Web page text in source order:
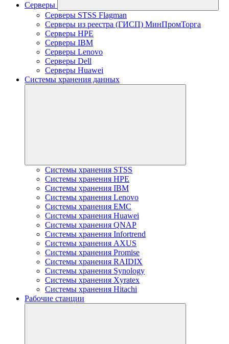
Серверы
Серверы STSS Flagman
Серверы из реестра (ГИСП) МинПромТорга
Серверы HPE
Серверы IBM
Серверы Lenovo
Серверы Dell
Серверы Huawei
Системы хранения данных
Системы хранения STSS
Системы хранения HPE
Системы хранения IBM
Системы хранения Lenovo
Системы хранения EMC
Системы хранения Huawei
Системы хранения QNAP
Системы хранения Infortrend
Системы хранения AXUS
Системы хранения Promise
Системы хранения RAIDIX
Системы хранения Synology
Системы хранения Xyratex
Системы хранения Hitachi
Рабочие станции